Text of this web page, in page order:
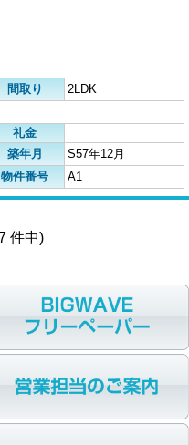
間取り
2LDK
礼金
築年月
S57年12月
物件番号 A1
件中)